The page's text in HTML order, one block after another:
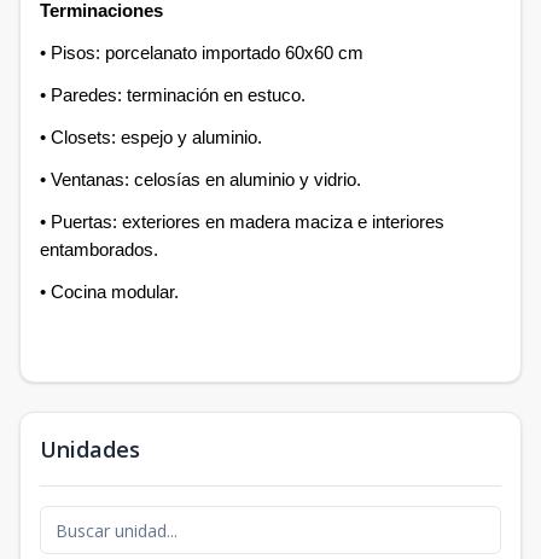
Terminaciones
• Pisos: porcelanato importado 60x60 cm
• Paredes: terminación en estuco.
• Closets: espejo y aluminio.
• Ventanas: celosías en aluminio y vidrio.
• Puertas: exteriores en madera maciza e interiores
entamborados.
• Cocina modular.
Unidades